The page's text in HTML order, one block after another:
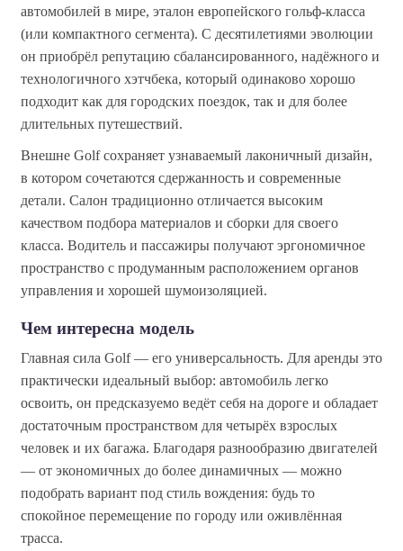
автомобилей в мире, эталон европейского гольф-класса
(или компактного сегмента). С десятилетиями эволюции
он приобрёл репутацию сбалансированного, надёжного и
технологичного хэтчбека, который одинаково хорошо
подходит как для городских поездок, так и для более
длительных путешествий.
Внешне Golf сохраняет узнаваемый лаконичный дизайн,
в котором сочетаются сдержанность и современные
детали. Салон традиционно отличается высоким
качеством подбора материалов и сборки для своего
класса. Водитель и пассажиры получают эргономичное
пространство с продуманным расположением органов
управления и хорошей шумоизоляцией.
Чем интересна модель
Главная сила Golf — его универсальность. Для аренды это
практически идеальный выбор: автомобиль легко
освоить, он предсказуемо ведёт себя на дороге и обладает
достаточным пространством для четырёх взрослых
человек и их багажа. Благодаря разнообразию двигателей
— от экономичных до более динамичных — можно
подобрать вариант под стиль вождения: будь то
спокойное перемещение по городу или оживлённая
трасса.